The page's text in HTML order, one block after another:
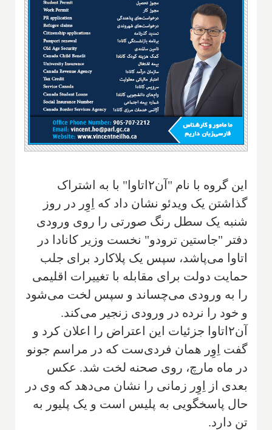
این گروه با نام "آن۲اتاوا" با به اشتراک
گذاشتن یک ویدئو نشان داد که اِوِر در روز
شنبه یک سطل رنگ صورتی را روی ورودی
دفتر "جاستین ترودو" نخست وزیر کانادا در
اتاوا می‌پاشد، سپس یک پلاکارد برای جلب
حمایت دولت برای مقابله با تغییرات اقلیمی
را به ورودی می‌چساند و سپس لخت می‌شود
و خود را نرده در ورودی زنجیر می‌کند.
آن۲اتاوا جزئیات این اعتراض را اعلان کرد و
گفت اِوِر همان فردی‌ست که در مراسم جونو
در ماه مارچ، روی صحنه لخت شد. عکس
بعدی از اِوِر زمانی را نشان می‌دهد که وی در
حال پاسخگویی به پلیس است و یک پلیور به
تن دارد.